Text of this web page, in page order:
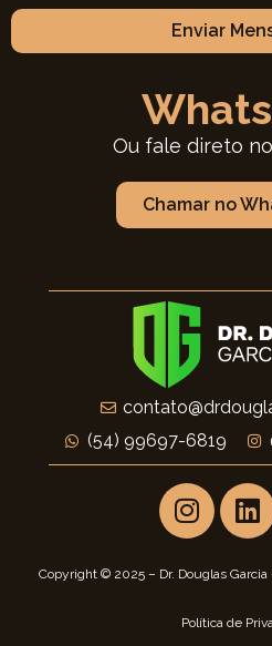
Enviar
Ou fale direto
Chamar no
(54) 99697-6819
Copyright © 2025 – Dr. Douglas Garcia
Política de